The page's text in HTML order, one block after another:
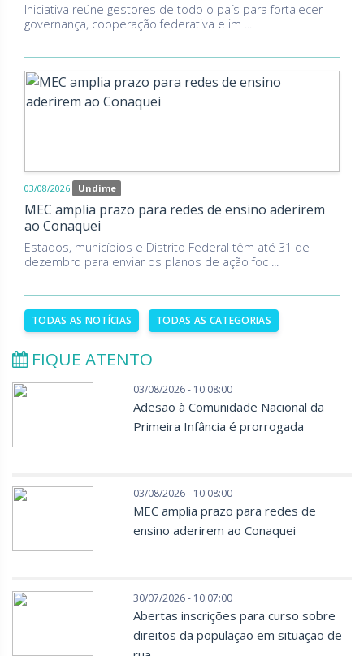
Iniciativa reúne gestores de todo o país para fortalecer
governança, cooperação federativa e im ...
03/08/2026 Undime
MEC amplia prazo para redes de ensino aderirem
ao Conaquei
Estados, municípios e Distrito Federal têm até 31 de
dezembro para enviar os planos de ação foc ...
TODAS AS NOTÍCIAS TODAS AS CATEGORIAS
FIQUE ATENTO
03/08/2026 - 10:08:00
Adesão à Comunidade Nacional da
Primeira Infância é prorrogada
03/08/2026 - 10:08:00
MEC amplia prazo para redes de
ensino aderirem ao Conaquei
30/07/2026 - 10:07:00
Abertas inscrições para curso sobre
direitos da população em situação de